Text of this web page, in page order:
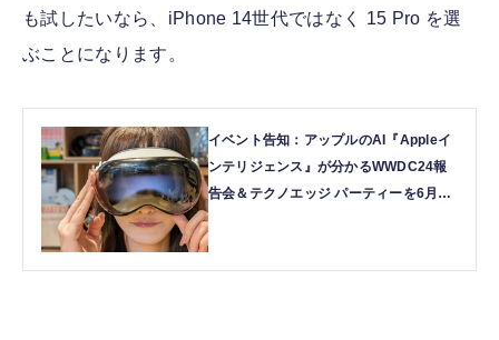
も試したいなら、iPhone 14世代ではなく 15 Pro を選
ぶことになります。
イベント告知：アップルのAI『Appleイ
ンテリジェンス』が分かるWWDC24報
告会＆テクノエッジ パーティーを6月20